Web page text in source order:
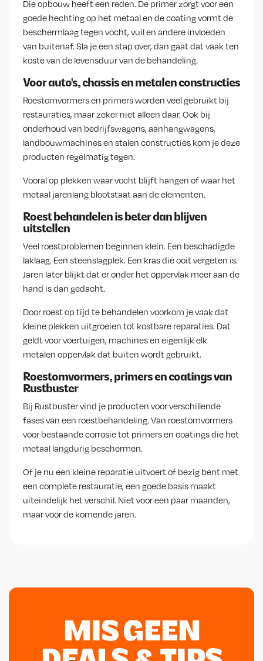
Die opbouw heeft een reden. De primer zorgt voor een
goede hechting op het metaal en de coating vormt de
beschermlaag tegen vocht, vuil en andere invloeden
van buitenaf. Sla je een stap over, dan gaat dat vaak ten
koste van de levensduur van de behandeling.
Voor auto's, chassis en metalen constructies
Roestomvormers en primers worden veel gebruikt bij
restauraties, maar zeker niet alleen daar. Ook bij
onderhoud van bedrijfswagens, aanhangwagens,
landbouwmachines en stalen constructies kom je deze
producten regelmatig tegen.
Vooral op plekken waar vocht blijft hangen of waar het
metaal jarenlang blootstaat aan de elementen.
Roest behandelen is beter dan blijven
uitstellen
Veel roestproblemen beginnen klein. Een beschadigde
laklaag. Een steenslagplek. Een kras die ooit vergeten is.
Jaren later blijkt dat er onder het oppervlak meer aan de
hand is dan gedacht.
Door roest op tijd te behandelen voorkom je vaak dat
kleine plekken uitgroeien tot kostbare reparaties. Dat
geldt voor voertuigen, machines en eigenlijk elk
metalen oppervlak dat buiten wordt gebruikt.
Roestomvormers, primers en coatings van
Rustbuster
Bij Rustbuster vind je producten voor verschillende
fases van een roestbehandeling. Van roestomvormers
voor bestaande corrosie tot primers en coatings die het
metaal langdurig beschermen.
Of je nu een kleine reparatie uitvoert of bezig bent met
een complete restauratie, een goede basis maakt
uiteindelijk het verschil. Niet voor een paar maanden,
maar voor de komende jaren.
MIS GEEN